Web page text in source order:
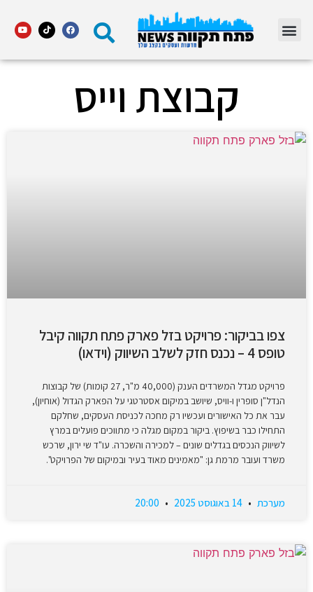
קבוצת וייס
צפו בביקור: פרויקט בזל פארק פתח תקווה קיבל
טופס 4 – נכנס חזק לשלב השיווק (וידאו)
פרויקט מגדל המשרדים הענק (40,000 מ"ר, 27 קומות) של קבוצות
הנדל"ן סופרין ו-וויס, שיושב במיקום אסטרטגי על הפארק הגדול (אוחיון),
עבר את כל האישורים ועכשיו רק מחכה לכניסת העסקים, שחלקם
התחילו כבר בשיפוץ. ביקור במקום מגלה כי מתווכים פועלים במרץ
לשיווק הנכסים בגדלים שונים – למכירה והשכרה. עו"ד שי ירון, שרכש
משרד ועובר מרמת גן: "מאמינים מאוד בעיר ובמיקום של הפרויקט".
מערכת